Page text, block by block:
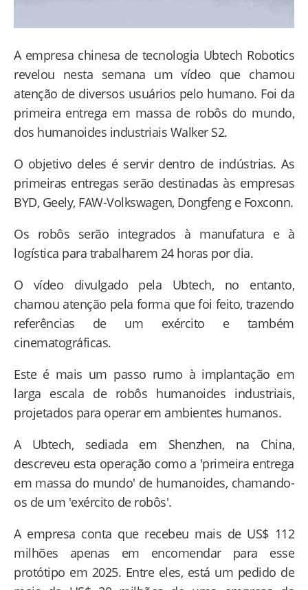
A empresa chinesa de tecnologia Ubtech Robotics
revelou nesta semana um vídeo que chamou
atenção de diversos usuários pelo humano. Foi da
primeira entrega em massa de robôs do mundo,
dos humanoides industriais Walker S2.
O objetivo deles é servir dentro de indústrias. As
primeiras entregas serão destinadas às empresas
BYD, Geely, FAW-Volkswagen, Dongfeng e Foxconn.
Os robôs serão integrados à manufatura e à
logística para trabalharem 24 horas por dia.
O vídeo divulgado pela Ubtech, no entanto,
chamou atenção pela forma que foi feito, trazendo
referências de um exército e também
cinematográficas.
Este é mais um passo rumo à implantação em
larga escala de robôs humanoides industriais,
projetados para operar em ambientes humanos.
A Ubtech, sediada em Shenzhen, na China,
descreveu esta operação como a 'primeira entrega
em massa do mundo' de humanoides, chamando-
os de um 'exército de robôs'.
A empresa conta que recebeu mais de US$ 112
milhões apenas em encomendar para esse
protótipo em 2025. Entre eles, está um pedido de